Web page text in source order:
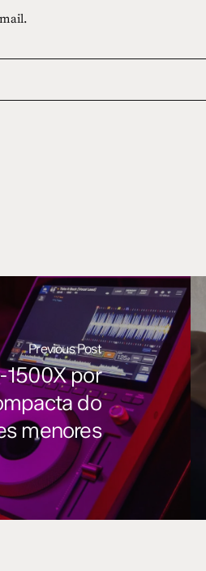
Previous Post
1500X por
do
menores